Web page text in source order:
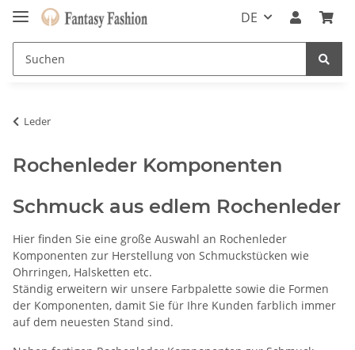
DE
Leder
Rochenleder Komponenten
Schmuck aus edlem Rochenleder
Hier finden Sie eine große Auswahl an Rochenleder
Komponenten zur Herstellung von Schmuckstücken wie
Ohrringen, Halsketten etc.
Ständig erweitern wir unsere Farbpalette sowie die Formen
der Komponenten, damit Sie für Ihre Kunden farblich immer
auf dem neuesten Stand sind.